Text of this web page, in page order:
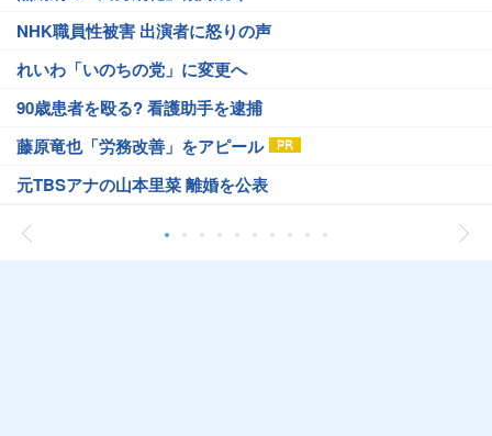
NHK職員性被害 出演者に怒りの声
れいわ「いのちの党」に変更へ
90歳患者を殴る? 看護助手を逮捕
藤原竜也「労務改善」をアピール
元TBSアナの山本里菜 離婚を公表